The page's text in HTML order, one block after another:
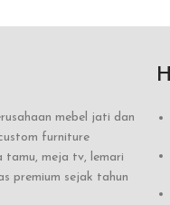
mebel jati dan
furniture
tamu, meja tv, lemari
premium sejak tahun